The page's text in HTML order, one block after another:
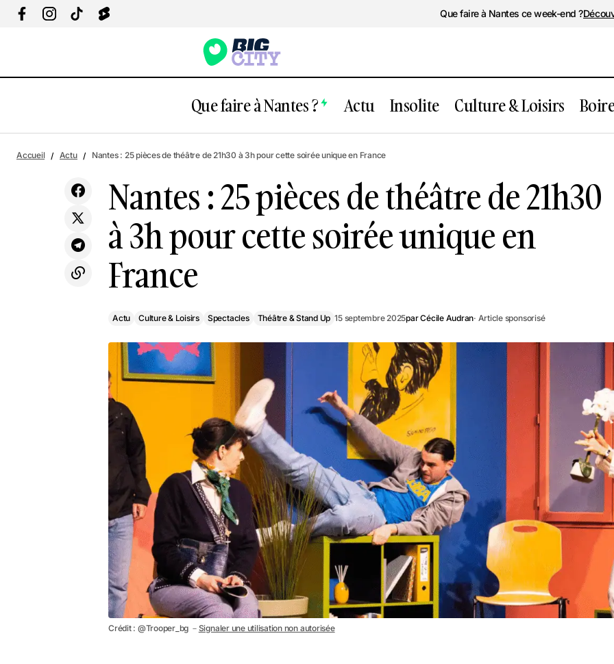
Que faire à Nantes ce week-end ?
Que faire à Nantes ? Actu Insolite Culture & Loisirs
Nantes : Plus de 80 animations gratuites
dans ce salon dédié au bio et au bien-être
Actu
Culture & Loisirs
Nantes : 25 pièces de théâtre de
Accueil Actu Nantes : 25 pièces de théâtre de 21h30 à 3h pour cette soirée unique en France
Nantes : 25 pièces de théâtre de 21h30
à 3h pour cette soirée unique en
France
Actu Culture & Loisirs Spectacles Théâtre & Stand Up 15 septembre 2025parCécile Audran· Article sponsorisé
Crédit : @Trooper_bg － Signaler une utilisation non autorisée